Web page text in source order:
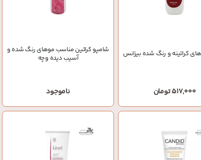
کراتینه و رنگ شده بیزانس
517,000 تومان
شامپو کراتین مناسب موهای رنگ شده و
آسیب دیده وچه
ناموجود